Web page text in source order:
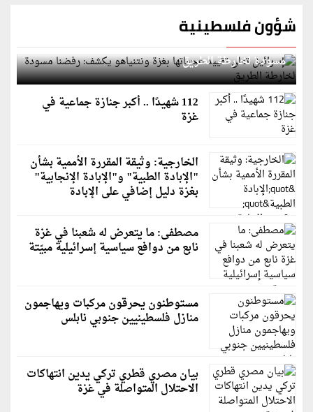
شؤون فلسطينية
إسرائيل تعلن تقييد هجماتها بغزة ونتنياهو يكشف: رفضنا
مسودة لخارطة الطريق
112 شهيدًا .. أكبر جنازة جماعية في
غزة
الخارجية: وثيقة المقررة الأممية بشأن
"الإبادة الطبية" و"الإبادة الإنجابية"
بغزة دليل إضافي على الإبادة
مصطفى: ما يتعرض له شعبنا في غزة
نابع من دوافع سياسية إسرائيلية مبيّتة
مستوطنون يحرقون مركبات ويهاجمون
منازل فلسطينيين جنوبي نابلس
بيان مصري قطري تركي يدين انتهاكات
الاحتلال المتواصلة في غزة